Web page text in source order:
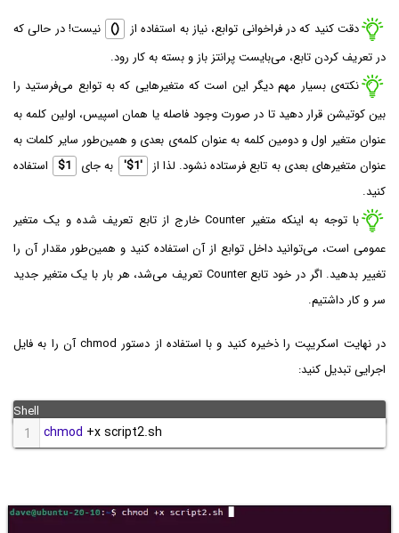
دقت کنید که در فراخوانی توابع، نیاز به استفاده از () نیست! در حالی که
در تعریف کردن تابع، می‌بایست پرانتز باز و بسته به کار رود.
نکته‌ی بسیار مهم دیگر این است که متغیرهایی که به توابع می‌فرستید را
بین کوتیشن قرار دهید تا در صورت وجود فاصله یا همان اسپیس، اولین کلمه به
عنوان متغیر اول و دومین کلمه به عنوان کلمه‌ی بعدی و همین‌طور سایر کلمات به
عنوان متغیرهای بعدی به تابع فرستاده نشود. لذا از '$1' به جای $1 استفاده
کنید.
با توجه به اینکه متغیر Counter خارج از تابع تعریف شده و یک متغیر
عمومی است، می‌توانید داخل توابع از آن استفاده کنید و همین‌طور مقدار آن را
تغییر بدهید. اگر در خود تابع Counter تعریف می‌شد، هر بار با یک متغیر جدید
سر و کار داشتیم.
در نهایت اسکریپت را ذخیره کنید و با استفاده از دستور chmod آن را به فایل
اجرایی تبدیل کنید:
1 chmod +x script2.sh